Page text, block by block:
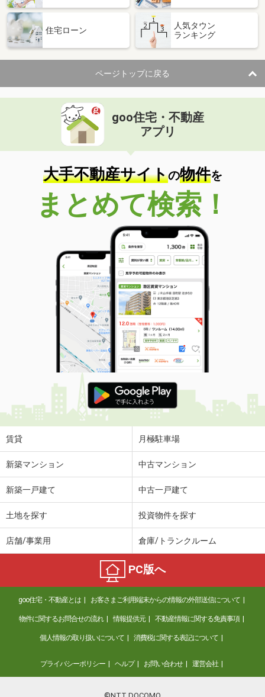
住宅ローン
人気タウン
ランキング
ページトップに戻る
goo住宅・不動産
アプリ
大手不動産サイトの物件を
まとめて検索！
賃貸 月極駐車場
新築マンション 中古マンション
新築一戸建て 中古一戸建て
土地を探す 投資物件を探す
店舗/事業用 倉庫/トランクルーム
PC版へ
goo住宅・不動産とは お客さまご利用端末からの情報の外部送信について
物件に関するお問合せの流れ 情報提供元 不動産情報に関する免責事項
個人情報の取り扱いについて 消費税に関する表記について
プライバシーポリシー ヘルプ お問い合わせ 運営会社